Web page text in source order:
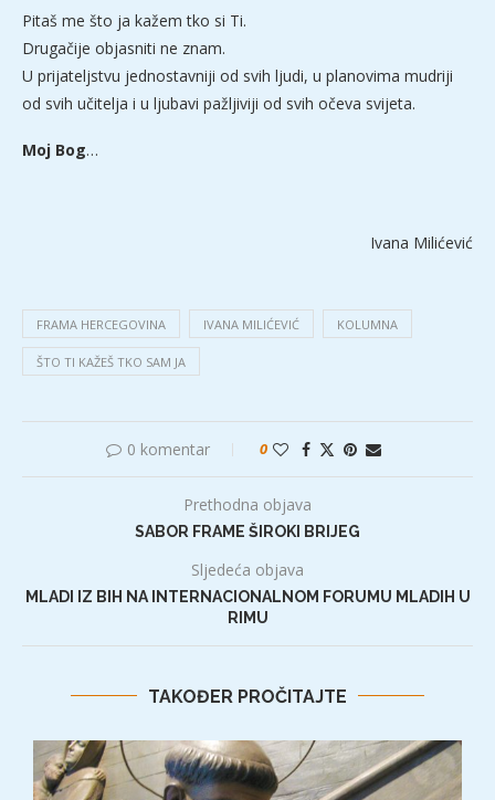
Pitaš me što ja kažem tko si Ti.
Drugačije objasniti ne znam.
U prijateljstvu jednostavniji od svih ljudi, u planovima mudriji
od svih učitelja i u ljubavi pažljiviji od svih očeva svijeta.
Moj Bog…
Ivana Milićević
FRAMA HERCEGOVINA IVANA MILIĆEVIĆ KOLUMNA
ŠTO TI KAŽEŠ TKO SAM JA
0 komentar 0
Prethodna objava
SABOR FRAME ŠIROKI BRIJEG
Sljedeća objava
MLADI IZ BIH NA INTERNACIONALNOM FORUMU MLADIH U
RIMU
TAKOĐER PROČITAJTE